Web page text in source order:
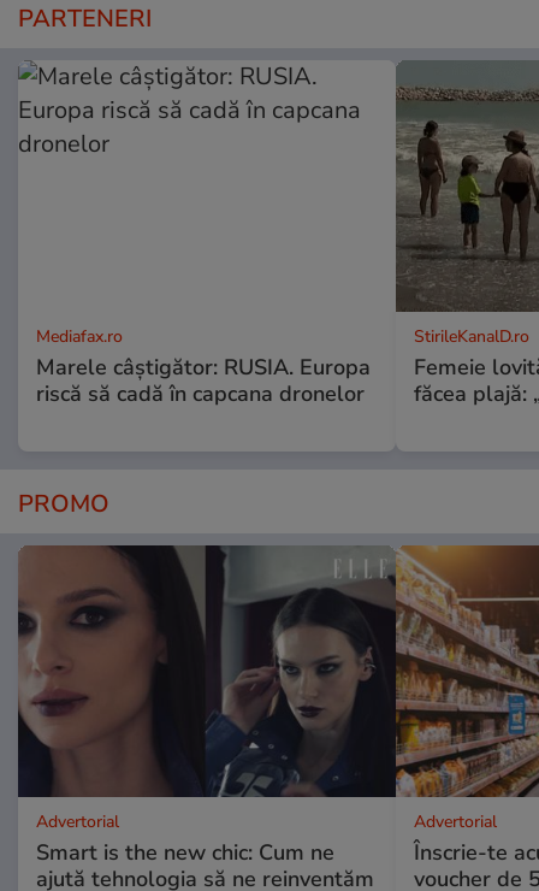
PARTENERI
Mediafax.ro
Marele câștigător: RUSIA. Europa
riscă să cadă în capcana dronelor
StirileKanalD.ro
Femeie
făcea plajă:
PROMO
Advertorial
Smart is the new chic: Cum ne
ajută tehnologia să ne reinventăm
Advertorial
Înscrie-te
voucher de